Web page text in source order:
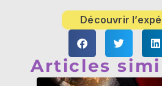
Découvrir
Articles